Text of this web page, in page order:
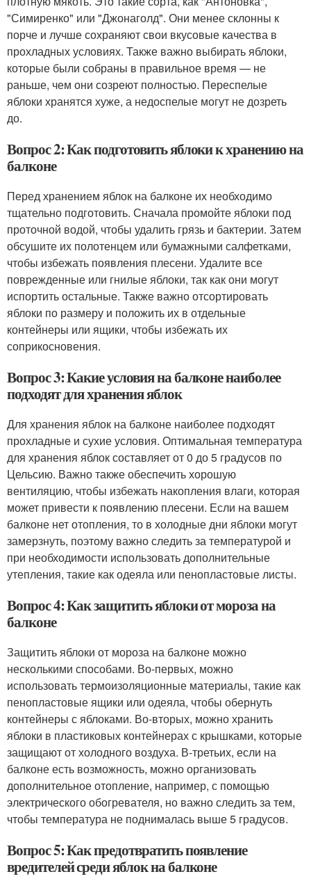
"Симиренко" или "Джонаголд". Они менее склонны к
порче и лучше сохраняют свои вкусовые качества в
прохладных условиях. Также важно выбирать яблоки,
которые были собраны в правильное время — не
раньше, чем они созреют полностью. Переспелые
яблоки хранятся хуже, а недоспелые могут не дозреть
до.
Вопрос 2: Как подготовить яблоки к хранению на
балконе
Перед хранением яблок на балконе их необходимо
тщательно подготовить. Сначала промойте яблоки под
проточной водой, чтобы удалить грязь и бактерии. Затем
обсушите их полотенцем или бумажными салфетками,
чтобы избежать появления плесени. Удалите все
поврежденные или гнилые яблоки, так как они могут
испортить остальные. Также важно отсортировать
яблоки по размеру и положить их в отдельные
контейнеры или ящики, чтобы избежать их
соприкосновения.
Вопрос 3: Какие условия на балконе наиболее
подходят для хранения яблок
Для хранения яблок на балконе наиболее подходят
прохладные и сухие условия. Оптимальная температура
для хранения яблок составляет от 0 до 5 градусов по
Цельсию. Важно также обеспечить хорошую
вентиляцию, чтобы избежать накопления влаги, которая
может привести к появлению плесени. Если на вашем
балконе нет отопления, то в холодные дни яблоки могут
замерзнуть, поэтому важно следить за температурой и
при необходимости использовать дополнительные
утепления, такие как одеяла или пенопластовые листы.
Вопрос 4: Как защитить яблоки от мороза на
балконе
Защитить яблоки от мороза на балконе можно
несколькими способами. Во-первых, можно
использовать термоизоляционные материалы, такие как
пенопластовые ящики или одеяла, чтобы обернуть
контейнеры с яблоками. Во-вторых, можно хранить
яблоки в пластиковых контейнерах с крышками, которые
защищают от холодного воздуха. В-третьих, если на
балконе есть возможность, можно организовать
дополнительное отопление, например, с помощью
электрического обогревателя, но важно следить за тем,
чтобы температура не поднималась выше 5 градусов.
Вопрос 5: Как предотвратить появление
вредителей среди яблок на балконе